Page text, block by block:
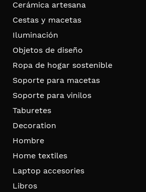
Cerámica artesana
Cestas y macetas
Iluminación
Objetos de diseño
Ropa de hogar sostenible
Soporte para macetas
Soporte para vinilos
Taburetes
Decoration
Hombre
Home textiles
Laptop accesories
Libros